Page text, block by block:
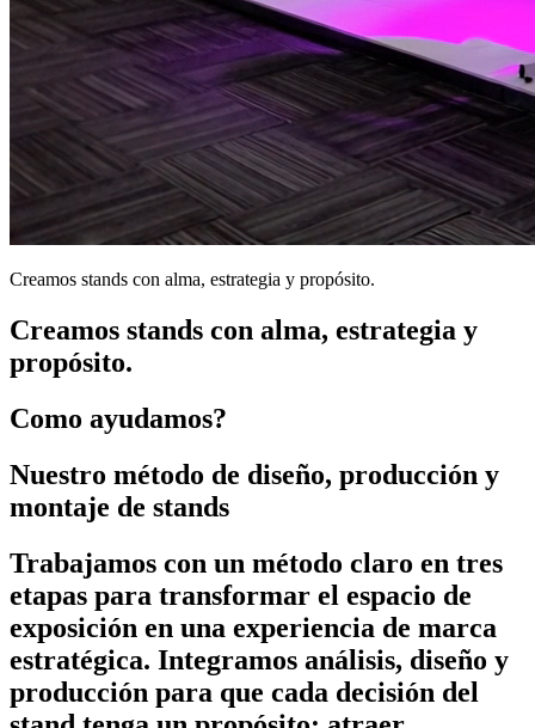
Creamos stands con alma, estrategia y propósito.
Creamos stands con alma, estrategia y
propósito.
Como ayudamos?
Nuestro método de diseño, producción y
montaje de stands
Trabajamos con un método claro en tres
etapas para transformar el espacio de
exposición en una experiencia de marca
estratégica. Integramos análisis, diseño y
producción para que cada decisión del